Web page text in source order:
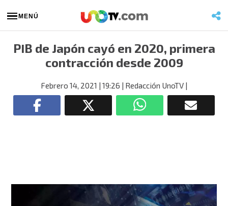
MENÚ
PIB de Japón cayó en 2020, primera
contracción desde 2009
Febrero 14, 2021 | 19:26 | Redacción UnoTV |